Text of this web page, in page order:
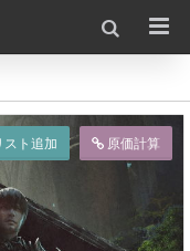
スト追加 原価計算